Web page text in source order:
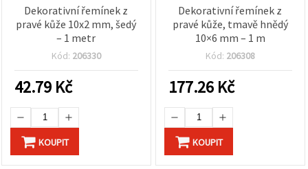
uvést své
preference v
Nastavení
cookies a
kliknutím
na tlačítko
"Uložit"
Přijmout
vše
Dekorativní řemínek z
pravé kůže 10x2 mm, šedý
– 1 metr
Kód: 206330
42.79 Kč
KOUPIT
Dekorativní řemínek z
pravé kůže, tmavě hnědý
10×6 mm – 1 m
Kód: 206308
177.26 Kč
KOUPIT